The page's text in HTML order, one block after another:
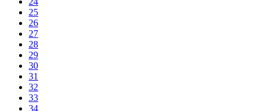
25
26
27
28
29
30
31
32
33
34